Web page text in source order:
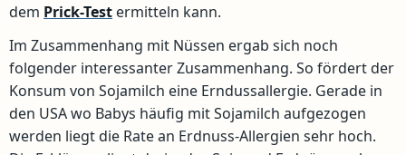
dem Prick-Test ermitteln kann.
Im Zusammenhang mit Nüssen ergab sich noch
folgender interessanter Zusammenhang. So fördert der
Konsum von Sojamilch eine Erndussallergie. Gerade in
den USA wo Babys häufig mit Sojamilch aufgezogen
werden liegt die Rate an Erdnuss-Allergien sehr hoch.